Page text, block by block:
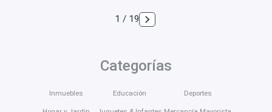
1 / 19
Categorías
Inmuebles Educación Deportes